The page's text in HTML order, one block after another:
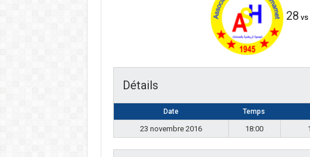
28 vs
Détails
Date Temps
23 novembre 2016 18:00